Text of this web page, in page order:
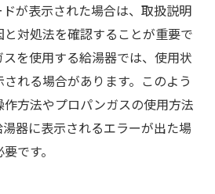
が表示された場合は、取扱説明
対処法を確認することが重要で
を使用する給湯器では、使用状
れる場合があります。このよう
方法やプロパンガスの使用方法
器に表示されるエラーが出た場
です。